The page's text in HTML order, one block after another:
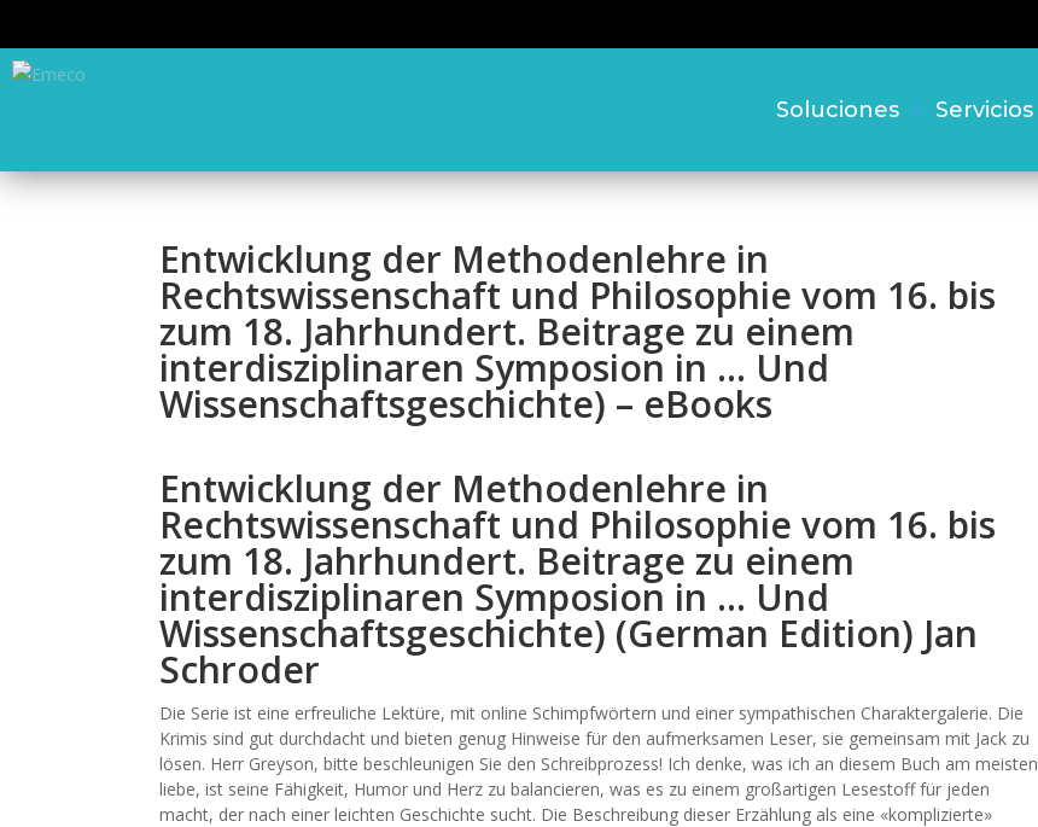
Soluciones Servicios
Entwicklung der Methodenlehre in
Rechtswissenschaft und Philosophie vom 16. bis
zum 18. Jahrhundert. Beitrage zu einem
interdisziplinaren Symposion in … Und
Wissenschaftsgeschichte) – eBooks
Entwicklung der Methodenlehre in
Rechtswissenschaft und Philosophie vom 16. bis
zum 18. Jahrhundert. Beitrage zu einem
interdisziplinaren Symposion in … Und
Wissenschaftsgeschichte) (German Edition) Jan
Schroder
Die Serie ist eine erfreuliche Lektüre, mit online Schimpfwörtern und einer sympathischen Charaktergalerie. Die
Krimis sind gut durchdacht und bieten genug Hinweise für den aufmerksamen Leser, sie gemeinsam mit Jack zu
lösen. Herr Greyson, bitte beschleunigen Sie den Schreibprozess! Ich denke, was ich an diesem Buch am meisten
liebe, ist seine Fähigkeit, Humor und Herz zu balancieren, was es zu einem großartigen Lesestoff für jeden
macht, der nach einer leichten Geschichte sucht. Die Beschreibung dieser Erzählung als eine «komplizierte»